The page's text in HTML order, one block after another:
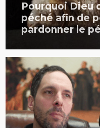
Pourquoi Dieu
péché afin de
pardonner le